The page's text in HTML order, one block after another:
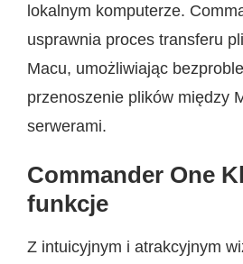
lokalnym komputerze.
usprawnia proces transferu
Macu, umożliwiając
przenoszenie plików między
serwerami.
Commander One
funkcje
Z intuicyjnym i atrakcyjnym